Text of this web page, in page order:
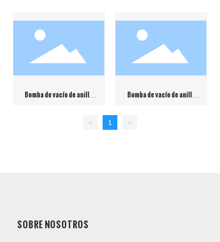
Bomba de vacío de anillo
Bomba de vacío de anillo
< 1 >
SOBRE NOSOTROS